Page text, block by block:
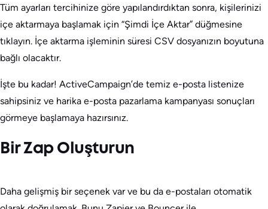
Tüm ayarları tercihinize göre yapılandırdıktan sonra, kişilerinizi
içe aktarmaya başlamak için “Şimdi İçe Aktar” düğmesine
tıklayın. İçe aktarma işleminin süresi CSV dosyanızın boyutuna
bağlı olacaktır.
İşte bu kadar! ActiveCampaign’de temiz e-posta listenize
sahipsiniz ve harika e-posta pazarlama kampanyası sonuçları
görmeye başlamaya hazırsınız.
Bir Zap Oluşturun
Daha gelişmiş bir seçenek var ve bu da e-postaları otomatik